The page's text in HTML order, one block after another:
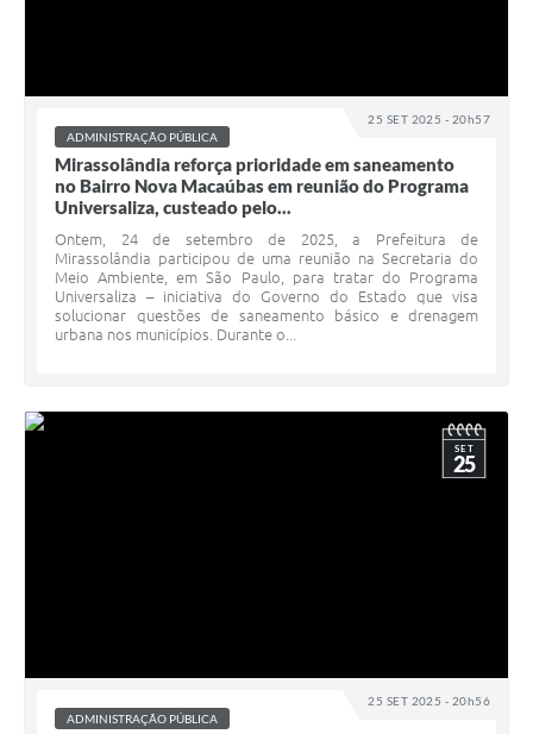
25 SET 2025 - 20h57
ADMINISTRAÇÃO PÚBLICA
Mirassolândia reforça prioridade em saneamento
no Bairro Nova Macaúbas em reunião do Programa
Universaliza, custeado pelo...
Ontem, 24 de setembro de 2025, a Prefeitura de
Mirassolândia participou de uma reunião na Secretaria do
Meio Ambiente, em São Paulo, para tratar do Programa
Universaliza – iniciativa do Governo do Estado que visa
solucionar questões de saneamento básico e drenagem
urbana nos municípios. Durante o...
25 SET 2025 - 20h56
SET
25
ADMINISTRAÇÃO PÚBLICA